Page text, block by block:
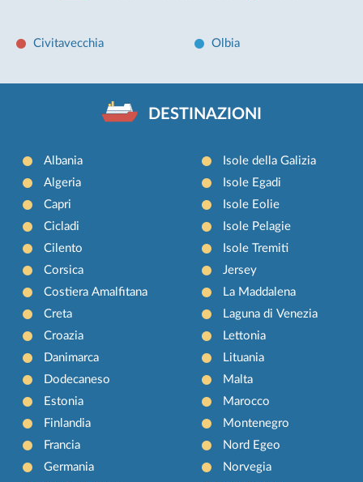
Civitavecchia Olbia
DESTINAZIONI
Albania
Algeria
Capri
Cicladi
Cilento
Corsica
Costiera Amalfitana
Creta
Croazia
Danimarca
Dodecaneso
Estonia
Finlandia
Francia
Germania
Isole della Galizia
Isole Egadi
Isole Eolie
Isole Pelagie
Isole Tremiti
Jersey
La Maddalena
Laguna di Venezia
Lettonia
Lituania
Malta
Marocco
Montenegro
Nord Egeo
Norvegia